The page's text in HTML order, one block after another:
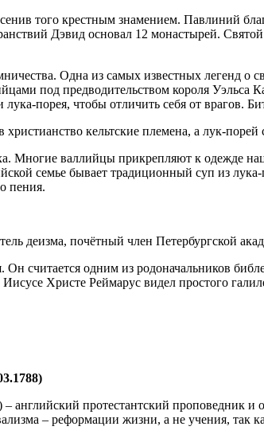
того крестным знамением. Павлиний
Дэвид основал 12 монастырей.
Одна из самых известных легенд о
под предводительством короля Уэльса
порея, чтобы отличить себя от врагов.
кельтские племена, а лук-порей
Многие валлийцы прикрепляют к одежде
семье бывает традиционный суп из
пения.
деизма, почётный член Петербургской
считается одним из родоначальников
Христе Реймарус видел простого
протестантский проповедник и
– реформации жизни, а не учения, так